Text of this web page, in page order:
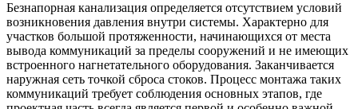
Безнапорная канализация определяется отсутствием условий
возникновения давления внутри системы. Характерно для
участков большой протяженности, начинающихся от места
вывода коммуникаций за пределы сооружений и не имеющих
встроенного нагнетательного оборудования. Заканчивается
наружная сеть точкой сброса стоков. Процесс монтажа таких
коммуникаций требует соблюдения основных этапов, где